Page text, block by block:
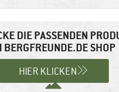
DIE PASSENDEN
BERGFREUNDE.DE SHOP
HIER KLICKEN